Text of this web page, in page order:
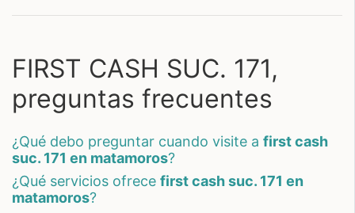
FIRST CASH SUC. 171,
preguntas frecuentes
¿qué debo preguntar cuando visite a first cash
suc. 171 en matamoros?
¿qué servicios ofrece first cash suc. 171 en
matamoros?